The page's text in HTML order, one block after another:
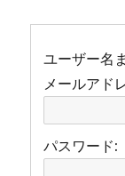
ユーザー名
メールアド
パスワード: